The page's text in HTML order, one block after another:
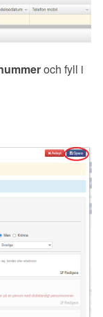
och fyll i